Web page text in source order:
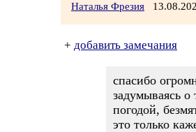
Наталья Фрезия
+ добавить замечания
спасибо
задумываясь
погодой,
это только